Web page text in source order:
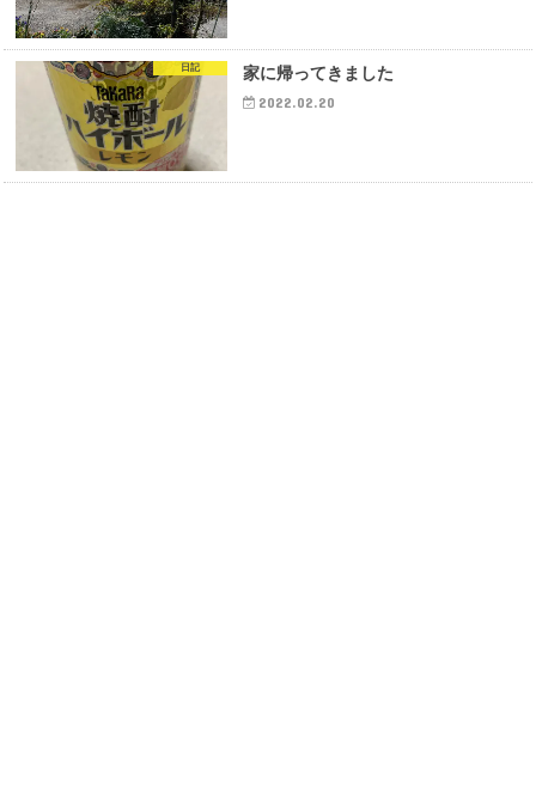
日記 家に帰ってきました
2022.02.20